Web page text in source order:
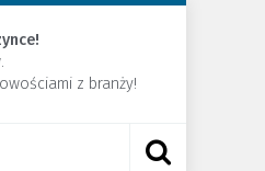
z branży!